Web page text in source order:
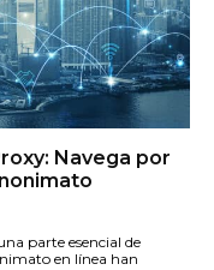
Navega por
parte esencial de
en línea han